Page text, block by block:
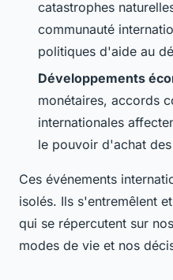
catastrophes
communauté
politiques d'aide au
Développements
monétaires, accords
internationales
le pouvoir d'achat
Ces événements
isolés. Ils s'entremêlent
qui se répercutent sur
modes de vie et nos